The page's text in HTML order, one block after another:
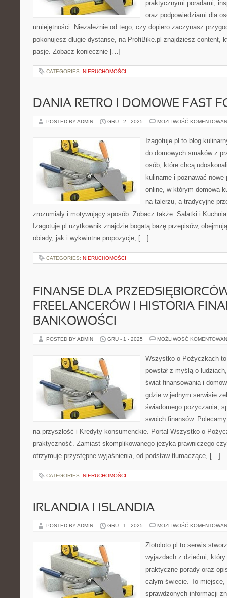
praktycznymi poradami,
oraz podpowiedziami dla
umiejętności. Niezależnie od tego, czy dopiero zaczynasz
pokonujesz długie dystanse, na ProfiBike.pl znajdziesz content,
pasję. Zobacz koniecznie […]
CATEGORIES: NIERUCHOMOŚCI
DANIA RETRO I DOMOWE FAST
POSTED BY ADMIN GRU - 2 - 2025 MOŻLIWOŚĆ
Izagotuje.pl to blog
do domowych smaków z
osób, które chcą
kulinarne i poznawać
online, w którym domowa
na talerzu, a tradycyjne
zrozumiały i motywujący sposób. Zobacz także: Sałatki i
Izagotuje.pl użytkownik znajdzie bogatą bazę przepisów,
obiady, jak i wykwintne propozycje, […]
CATEGORIES: NIERUCHOMOŚCI
FINANSE DLA
FREELANCERÓW I HISTORIA
BANKOWOŚCI
POSTED BY ADMIN GRU - 1 - 2025 MOŻLIWOŚĆ
Wszystko o Pożyczkach
powstał z myślą o
świat finansowania i
gdzie w jednym serwisie
świadomego pożyczania,
swoich finansów.
na przyszłość i Kredyty konsumenckie. Portal Wszystko o
praktyczność. Zamiast skomplikowanego języka prawniczego
otrzymuje przystępne wyjaśnienia, od podstaw tłumaczące, […]
CATEGORIES: NIERUCHOMOŚCI
IRLANDIA I ISLANDIA
POSTED BY ADMIN GRU - 1 - 2025 MOŻLIWOŚĆ
Zlotoloto.pl to serwis
wyjazdach z dziećmi, który
praktyczne porady oraz
całym świecie. To
sprawdzonych informacji